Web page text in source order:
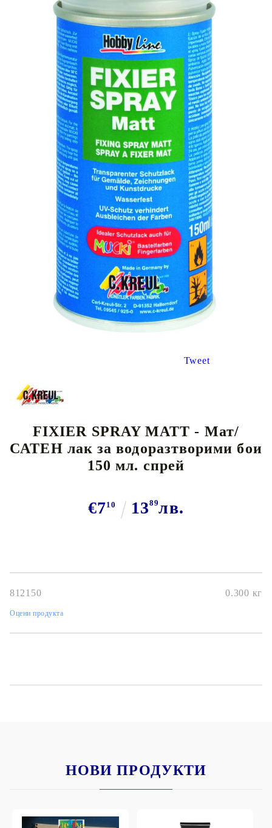
Tweet
FIXIER SPRAY MATT - Мат/
САТЕН лак за водоразтворими бои
150 мл. спрей
€710 1389лв.
812150 0.300 кг
Оцени продукта
НОВИ ПРОДУКТИ